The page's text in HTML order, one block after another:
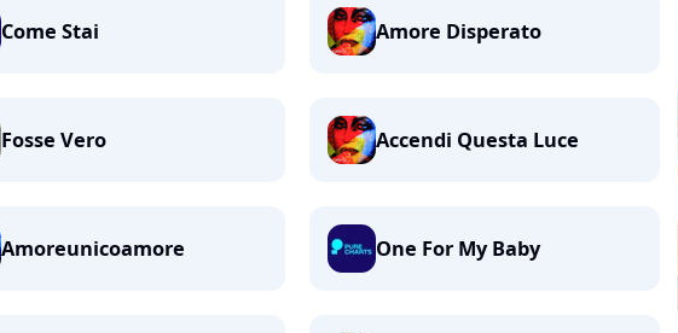
Come Stai Amore Disperato
Fosse Vero Accendi Questa Luce
Amoreunicoamore One For My Baby